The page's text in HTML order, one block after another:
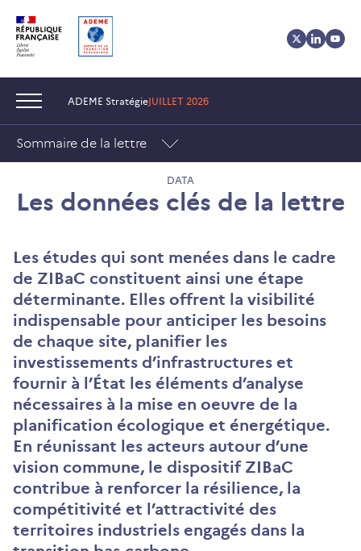
au
contenu
au
menu
des
cookies
Navigation :ADEME StratégieJUILLET 2026
Sommaire de la lettre
DATA
Les données clés de la lettre
Les études qui sont menées dans le cadre
de ZIBaC constituent ainsi une étape
déterminante. Elles offrent la visibilité
indispensable pour anticiper les besoins
de chaque site, planifier les
investissements d’infrastructures et
fournir à l’État les éléments d’analyse
nécessaires à la mise en oeuvre de la
planification écologique et énergétique.
En réunissant les acteurs autour d’une
vision commune, le dispositif ZIBaC
contribue à renforcer la résilience, la
compétitivité et l’attractivité des
territoires industriels engagés dans la